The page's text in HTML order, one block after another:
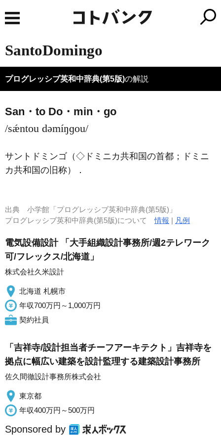
SantoDomingo
プログレッシブ英和中辞典(第5版)の解説
San・to Do・min・go
/sǽntou dəmíŋɡou/
サントドミンゴ（◇ドミニカ共和国の首都；ドミニ
カ共和国の旧称）
．
出典 小学館「プログレッシブ英和中辞典(第5版)」
プログレッシブ英和中辞典(第5版)について情報 | 凡例
電気設備設計 「大手組織設計事務所/週2テレワーク
可/フレックス/北海道」
株式会社久米設計
北海道 札幌市
年収700万円～1,000万円
契約社員
「吉祥寺/設計担当者チーフアーキテクト」吉祥寺を
拠点に幅広い建築を設計監理する建築設計事務所
佐久間徹設計事務所株式会社
東京都
年収400万円～500万円
Sponsored by